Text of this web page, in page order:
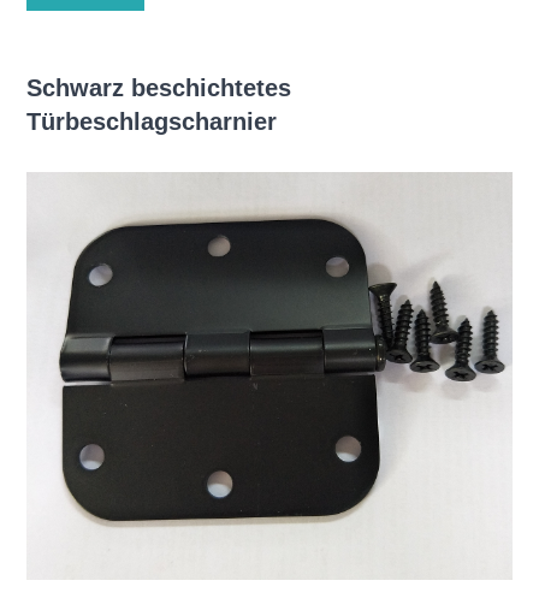
Schwarz beschichtetes
Türbeschlagscharnier